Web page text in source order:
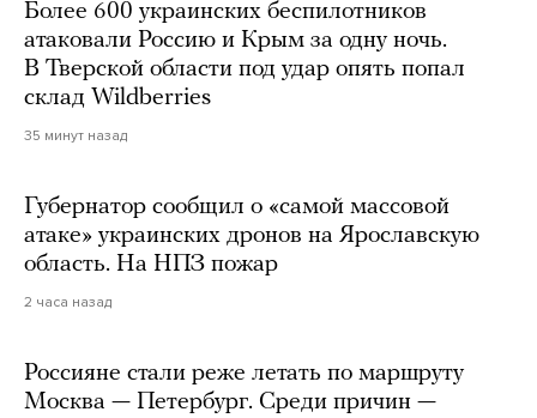
Более 600 украинских беспилотников
атаковали Россию и Крым за одну ночь.
В Тверской области под удар опять попал
склад Wildberries
35 минут назад
Губернатор сообщил о «самой массовой
атаке» украинских дронов на Ярославскую
область. На НПЗ пожар
2 часа назад
Россияне стали реже летать по маршруту
Москва — Петербург. Среди причин —